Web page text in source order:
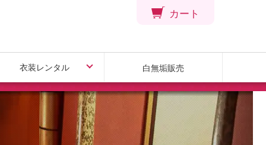
カート
衣装レンタル
引振袖レンタル
色打掛レンタル
白無垢レンタル
色掛下レンタル
白無垢販売